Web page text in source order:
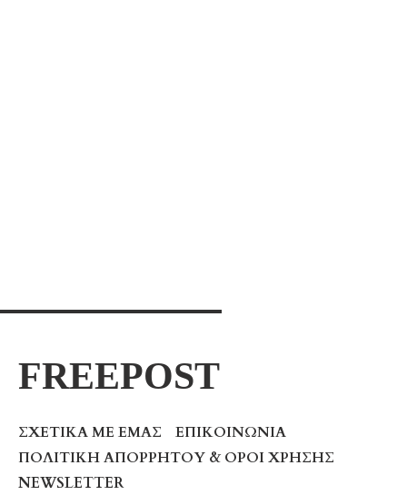
FREEPOST
ΣΧΕΤΙΚΆ ΜΕ ΕΜΆΣ
ΕΠΙΚΟΙΝΩΝΊΑ
ΠΟΛΙΤΙΚΉ ΑΠΟΡΡΉΤΟΥ & ΌΡΟΙ ΧΡΉΣΗΣ
NEWSLETTER